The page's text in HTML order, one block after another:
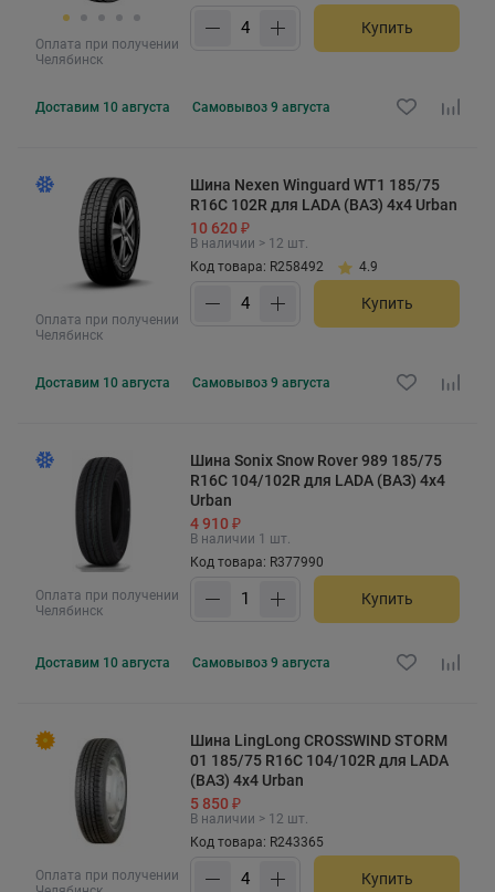
Оплата при получении
Челябинск
Купить
Доставим 10 августа Самовывоз 9 августа
Оплата при получении
Челябинск
Шина Nexen Winguard WT1 185/75
R16C 102R для LADA (ВАЗ) 4x4 Urban
10 620 ₽
В наличии > 12 шт.
Код товара: R258492
4.9
Купить
Доставим 10 августа Самовывоз 9 августа
Оплата при получении
Челябинск
Шина Sonix Snow Rover 989 185/75
R16C 104/102R для LADA (ВАЗ) 4x4
Urban
4 910 ₽
В наличии 1 шт.
Код товара: R377990
Купить
Доставим 10 августа Самовывоз 9 августа
Оплата при получении
Шина LingLong CROSSWIND STORM
01 185/75 R16C 104/102R для LADA
(ВАЗ) 4x4 Urban
5 850 ₽
В наличии > 12 шт.
Код товара: R243365
Купить